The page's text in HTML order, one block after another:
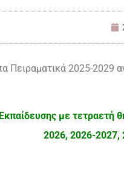
Πειραματικά 2025-2029
με τετραετή
2026, 2026-2027,